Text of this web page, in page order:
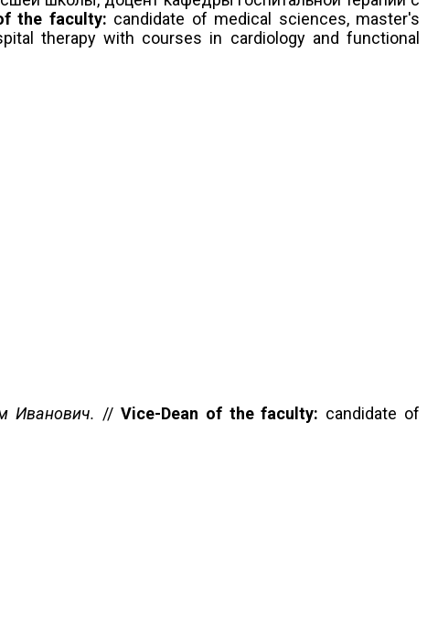
the faculty: candidate of medical sciences, master's
therapy with courses in cardiology and functional
Иванович. // Vice-Dean of the faculty: candidate of